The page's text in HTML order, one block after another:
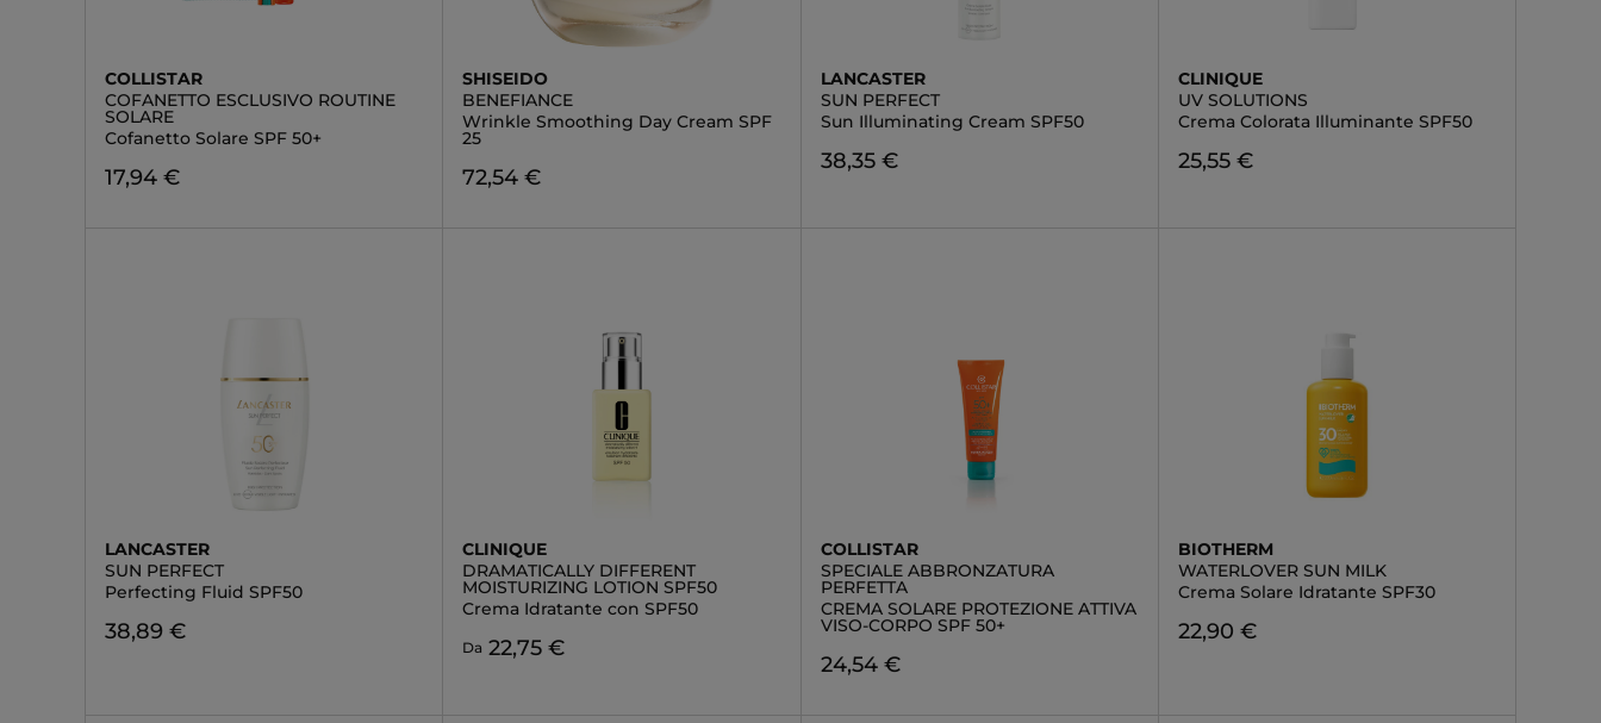
COLLISTAR
COFANETTO ESCLUSIVO ROUTINE
SOLARE
Cofanetto Solare SPF 50+
17,94 €
SHISEIDO
BENEFIANCE
Wrinkle Smoothing Day Cream SPF
25
72,54 €
LANCASTER
SUN PERFECT
Sun Illuminating Cream SPF50
38,35 €
CLINIQUE
UV SOLUTIONS
Crema Colorata Illuminante SPF50
25,55 €
LANCASTER
SUN PERFECT
Perfecting Fluid SPF50
38,89 €
CLINIQUE
DRAMATICALLY DIFFERENT
MOISTURIZING LOTION SPF50
Crema Idratante con SPF50
Da 22,75 €
COLLISTAR
SPECIALE ABBRONZATURA
PERFETTA
CREMA SOLARE PROTEZIONE ATTIVA
VISO-CORPO SPF 50+
24,54 €
BIOTHERM
WATERLOVER SUN MILK
Crema Solare Idratante SPF30
22,90 €